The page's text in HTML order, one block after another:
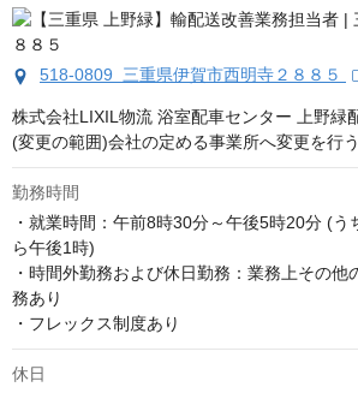
518-0809 三重県伊賀市西明寺２８８５
株式会社LIXIL物流 浴室配車センター 上野緑
(変更の範囲)会社の定める事業所へ変更を行
勤務時間
・就業時間：午前8時30分～午後5時20分 (
ら午後1時)
・時間外勤務および休日勤務：業務上その他
務あり
・フレックス制度あり
休日